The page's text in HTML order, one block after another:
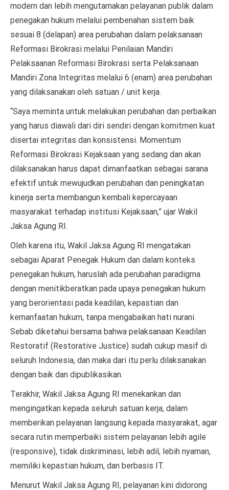
modern dan lebih mengutamakan pelayanan publik dalam
penegakan hukum melalui pembenahan sistem baik
sesuai 8 (delapan) area perubahan dalam pelaksanaan
Reformasi Birokrasi melalui Penilaian Mandiri
Pelaksaanan Reformasi Birokrasi serta Pelaksanaan
Mandiri Zona Integritas melalui 6 (enam) area perubahan
yang dilaksanakan oleh satuan / unit kerja.
“Saya meminta untuk melakukan perubahan dan perbaikan
yang harus diawali dari diri sendiri dengan komitmen kuat
disertai integritas dan konsistensi. Momentum
Reformasi Birokrasi Kejaksaan yang sedang dan akan
dilaksanakan harus dapat dimanfaatkan sebagai sarana
efektif untuk mewujudkan perubahan dan peningkatan
kinerja serta membangun kembali kepercayaan
masyarakat terhadap institusi Kejaksaan,” ujar Wakil
Jaksa Agung RI.
Oleh karena itu, Wakil Jaksa Agung RI mengatakan
sebagai Aparat Penegak Hukum dan dalam konteks
penegakan hukum, haruslah ada perubahan paradigma
dengan menitikberatkan pada upaya penegakan hukum
yang berorientasi pada keadilan, kepastian dan
kemanfaatan hukum, tanpa mengabaikan hati nurani.
Sebab diketahui bersama bahwa pelaksanaan Keadilan
Restoratif (Restorative Justice) sudah cukup masif di
seluruh Indonesia, dan maka dari itu perlu dilaksanakan
dengan baik dan dipublikasikan.
Terakhir, Wakil Jaksa Agung RI menekankan dan
mengingatkan kepada seluruh satuan kerja, dalam
memberikan pelayanan langsung kepada masyarakat, agar
secara rutin memperbaiki sistem pelayanan lebih agile
(responsive), tidak diskriminasi, lebih adil, lebih nyaman,
memiliki kepastian hukum, dan berbasis IT.
Menurut Wakil Jaksa Agung RI, pelayanan kini didorong